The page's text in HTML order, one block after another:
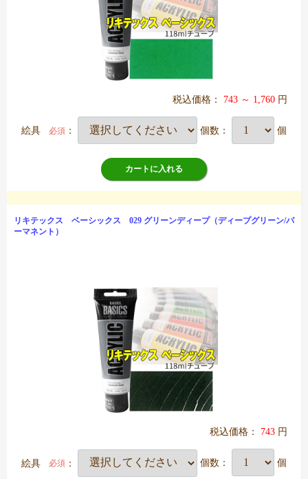
税込価格： 743 ～ 1,760 円
絵具 必須 ： 個数： 個
カートに入れる
リキテックス ベーシックス 029 グリーンディープ（ディープグリーン/パ
ーマネント）
税込価格： 743 円
絵具 必須 ： 個数： 個